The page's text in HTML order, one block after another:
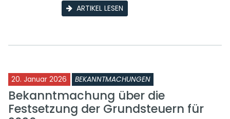
ARTIKEL LESEN
20. Januar 2026 BEKANNTMACHUNGEN
Bekanntmachung über die
Festsetzung der Grundsteuern für